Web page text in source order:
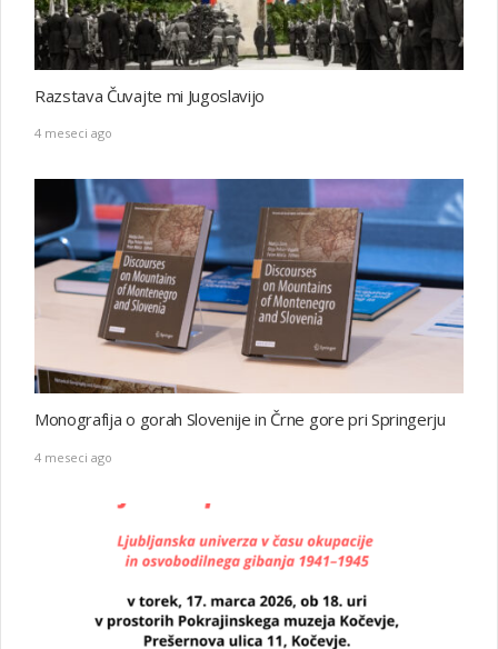
Razstava Čuvajte mi Jugoslavijo
4 meseci ago
Monografija o gorаh Slovenije in Črne gore pri Springerju
4 meseci ago